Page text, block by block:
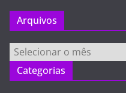
Arquivos
Arquivos
Categorias